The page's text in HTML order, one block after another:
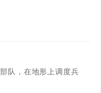
队，在地形上调度兵